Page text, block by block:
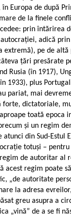
Europa de după
de la finele
prin întărirea
adică
extremă), pe de
țări presărate
Rusia (în 1917),
1933), plus
pariat, mai
forte, dictatoriale,
toată epoca
și un regim
din Sud-Estul
totuși –
de autoritar al
acest regim poate
„de autoritate
la adresa
greu asupra a
„vină” de a se fi